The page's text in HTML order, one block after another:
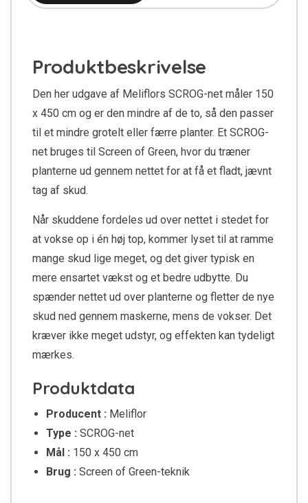
Produktbeskrivelse
Den her udgave af Meliflors SCROG-net måler 150
x 450 cm og er den mindre af de to, så den passer
til et mindre grotelt eller færre planter. Et SCROG-
net bruges til Screen of Green, hvor du træner
planterne ud gennem nettet for at få et fladt, jævnt
tag af skud.
Når skuddene fordeles ud over nettet i stedet for
at vokse op i én høj top, kommer lyset til at ramme
mange skud lige meget, og det giver typisk en
mere ensartet vækst og et bedre udbytte. Du
spænder nettet ud over planterne og fletter de nye
skud ned gennem maskerne, mens de vokser. Det
kræver ikke meget udstyr, og effekten kan tydeligt
mærkes.
Produktdata
Producent : Meliflor
Type : SCROG-net
Mål : 150 x 450 cm
Brug : Screen of Green-teknik